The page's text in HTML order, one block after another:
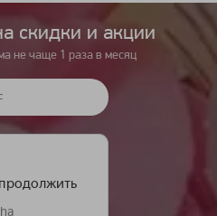
cкидки и акции
не чаще 1 раза в месяц